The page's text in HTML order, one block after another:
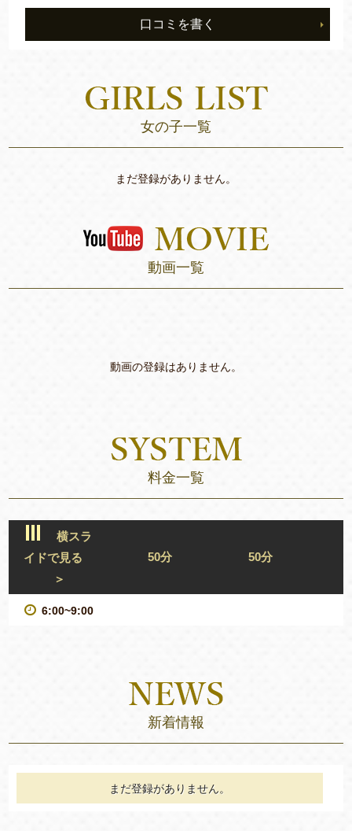
口コミを書く
女の子一覧
まだ登録がありません。
動画一覧
動画の登録はありません。
料金一覧
横スラ
イドで見る
＞
50分 50分
6:00~9:00
新着情報
まだ登録がありません。